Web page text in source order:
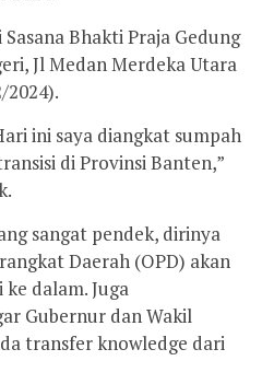
Bhakti Praja Gedung
Jl Medan Merdeka Utara
2024).
ini saya diangkat sumpah
di Provinsi Banten,”
sangat pendek, dirinya
Daerah (OPD) akan
dalam. Juga
Gubernur dan Wakil
transfer knowledge dari